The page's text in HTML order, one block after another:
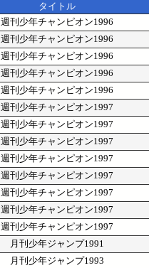
タイトル
週刊少年チャンピオン1996
週刊少年チャンピオン1996
週刊少年チャンピオン1996
週刊少年チャンピオン1996
週刊少年チャンピオン1996
週刊少年チャンピオン1997
週刊少年チャンピオン1997
週刊少年チャンピオン1997
週刊少年チャンピオン1997
週刊少年チャンピオン1997
週刊少年チャンピオン1997
週刊少年チャンピオン1997
週刊少年チャンピオン1997
月刊少年ジャンプ1991
月刊少年ジャンプ1993